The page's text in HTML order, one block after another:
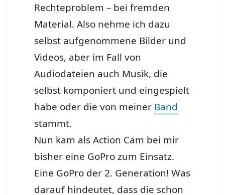
Rechteproblem – bei fremden
Material. Also nehme ich dazu
selbst aufgenommene Bilder und
Videos, aber im Fall von
Audiodateien auch Musik, die
selbst komponiert und eingespielt
habe oder die von meiner Band
stammt.
Nun kam als Action Cam bei mir
bisher eine GoPro zum Einsatz.
Eine GoPro der 2. Generation! Was
darauf hindeutet, dass die schon